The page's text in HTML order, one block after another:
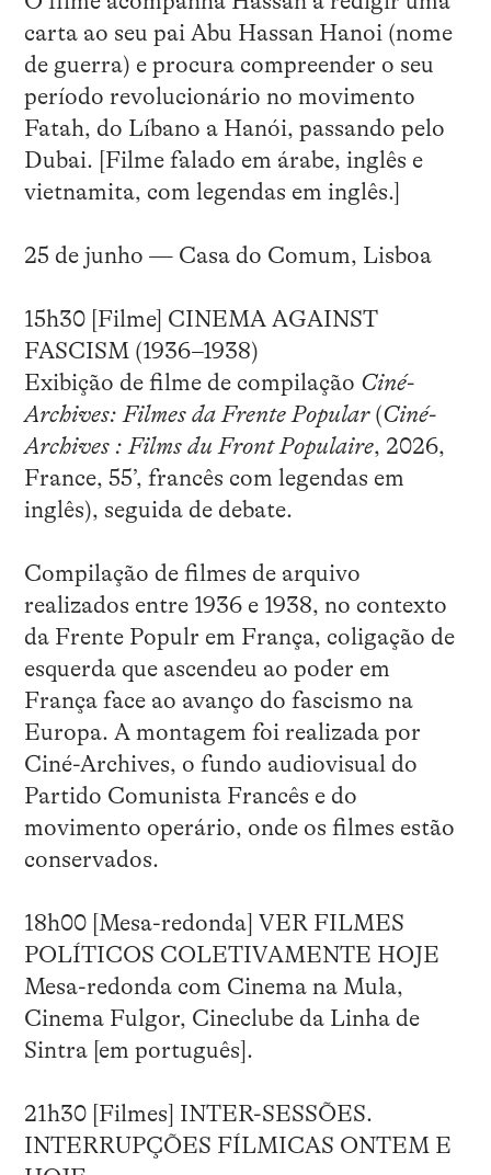
carta ao seu pai Abu Hassan Hanoi (nome
de guerra) e procura compreender o seu
período revolucionário no movimento
Fatah, do Líbano a Hanói, passando pelo
Dubai. [Filme falado em árabe, inglês e
vietnamita, com legendas em inglês.]
25 de junho — Casa do Comum, Lisboa
15h30 [Filme] CINEMA AGAINST
FASCISM (1936–1938)
Exibição de filme de compilação Ciné-
Archives: Filmes da Frente Popular(Ciné-
Archives : Films du Front Populaire, 2026,
France, 55’, francês com legendas em
inglês), seguida de debate.
Compilação de filmes de arquivo
realizados entre 1936 e 1938, no contexto
da Frente Populr em França, coligação de
esquerda que ascendeu ao poder em
França face ao avanço do fascismo na
Europa. A montagem foi realizada por
Ciné-Archives, o fundo audiovisual do
Partido Comunista Francês e do
movimento operário, onde os filmes estão
conservados.
18h00 [Mesa-redonda] VER FILMES
POLÍTICOS COLETIVAMENTE HOJE
Mesa-redonda com Cinema na Mula,
Cinema Fulgor, Cineclube da Linha de
Sintra [em português].
21h30 [Filmes] INTER-SESSÕES.
INTERRUPÇÕES FÍLMICAS ONTEM E